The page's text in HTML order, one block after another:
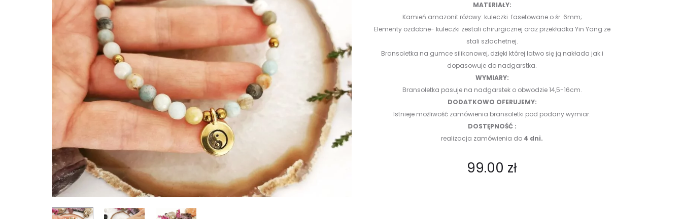
MATERIAŁY:
Kamień amazonit różowy: kuleczki fasetowane o śr. 6mm;
Elementy ozdobne- kuleczki zestali chirurgicznej oraz przekładka Yin Yang ze
stali szlachetnej.
Bransoletka na gumce silikonowej, dzięki której łatwo się ją nakłada jak i
dopasowuje do nadgarstka.
WYMIARY:
Bransoletka pasuje na nadgarstek o obwodzie 14,5-16cm.
DODATKOWO OFERUJEMY:
Istnieje możliwość zamówienia bransoletki pod podany wymiar.
DOSTĘPNOŚĆ :
realizacja zamówienia do 4 dni.
99.00 zł